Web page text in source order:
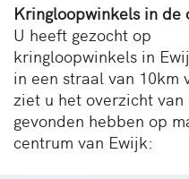
Kringloopwinkels in de
U heeft gezocht op
kringloopwinkels in
in een straal van 10km
ziet u het overzicht
gevonden hebben op
centrum van Ewijk: